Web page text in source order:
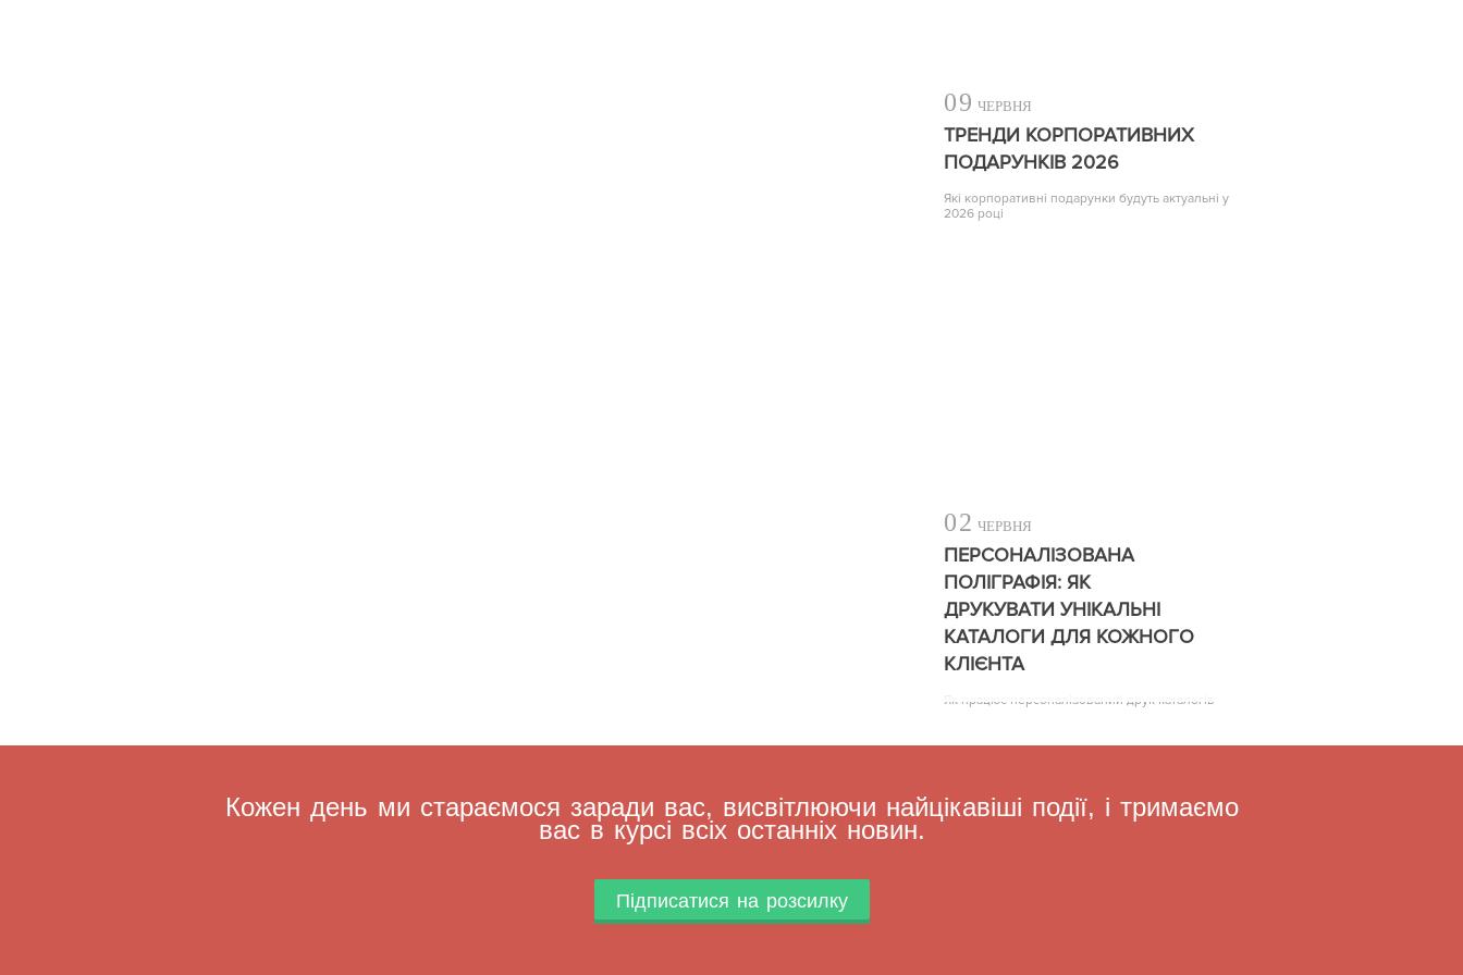
09 ЧЕРВНЯ
ТРЕНДИ КОРПОРАТИВНИХ
ПОДАРУНКІВ 2026
Які корпоративні подарунки будуть актуальні у
2026 році
02 ЧЕРВНЯ
ПЕРСОНАЛІЗОВАНА
ПОЛІГРАФІЯ: ЯК
ДРУКУВАТИ УНІКАЛЬНІ
КАТАЛОГИ ДЛЯ КОЖНОГО
КЛІЄНТА
Як працює персоналізований друк каталогів
Кожен день ми стараємося заради вас, висвітлюючи найцікавіші події, і тримаємо
вас в курсі всіх останніх новин.
Підписатися на розсилку